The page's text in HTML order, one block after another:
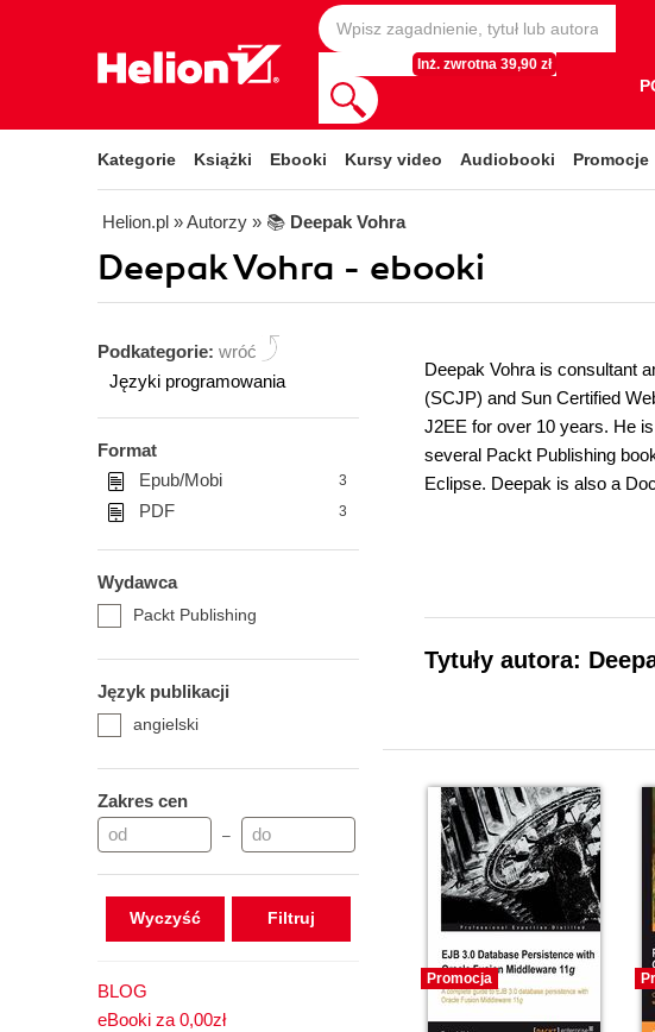
Inż. zwrotna 39,90 zł
Kategorie Książki Ebooki Kursy video Audiobooki Promocje
Helion.pl » Autorzy » 📚 Deepak Vohra
Deepak Vohra - ebooki
Podkategorie: wróć
Języki programowania
Format
Epub/Mobi
3
PDF 3
Wydawca
Packt Publishing
Język publikacji
angielski
Zakres cen
–
Wyczyść
BLOG
eBooki za 0,00zł
Deepak Vohra is consultant
(SCJP) and Sun Certified
J2EE for over 10 years. He
several Packt Publishing
Eclipse. Deepak is also a
Tytuły autora:
Promocja